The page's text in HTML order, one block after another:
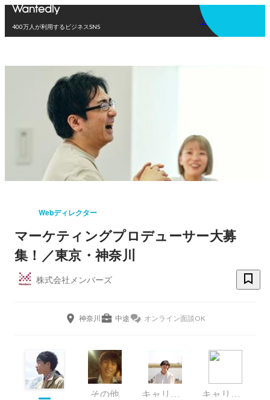
400万人が利用するビジネスSNS
アプリを使う
Webディレクター
マーケティングプロデューサー大募
集！／東京・神奈川
株式会社メンバーズ
神奈川 中途 オンライン面談OK
その他 キャリア採用担当 キャリア採用担当